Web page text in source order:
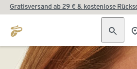
Gratisversand ab 29 € & kostenlose